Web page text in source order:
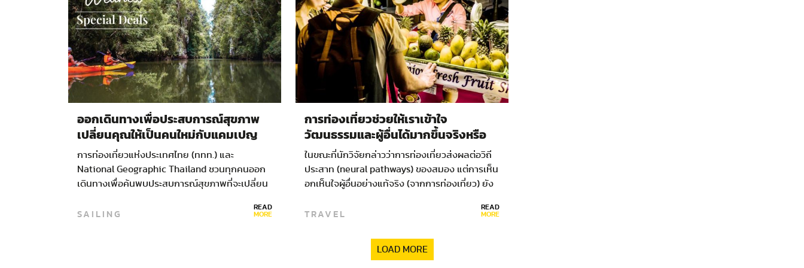
ออกเดินทางเพื่อประสบการณ์สุขภาพ
เปลี่ยนคุณให้เป็นคนใหม่กับแคมเปญ
discover the new you!
การท่องเที่ยวแห่งประเทศไทย (ททท.) และ
National Geographic Thailand ชวนทุกคนออก
เดินทางเพื่อค้นพบประสบการณ์สุขภาพที่จะเปลี่ยน
SAILING READ
MORE
การท่องเที่ยวช่วยให้เราเข้าใจ
วัฒนธรรมและผู้อื่นได้มากขึ้นจริงหรือ
ในขณะที่นักวิจัยกล่าวว่าการท่องเที่ยวส่งผลต่อวิถี
ประสาท (neural pathways) ของสมอง แต่การเห็น
อกเห็นใจผู้อื่นอย่างแท้จริง (จากการท่องเที่ยว) ยัง
TRAVEL READ
MORE
LOAD MORE